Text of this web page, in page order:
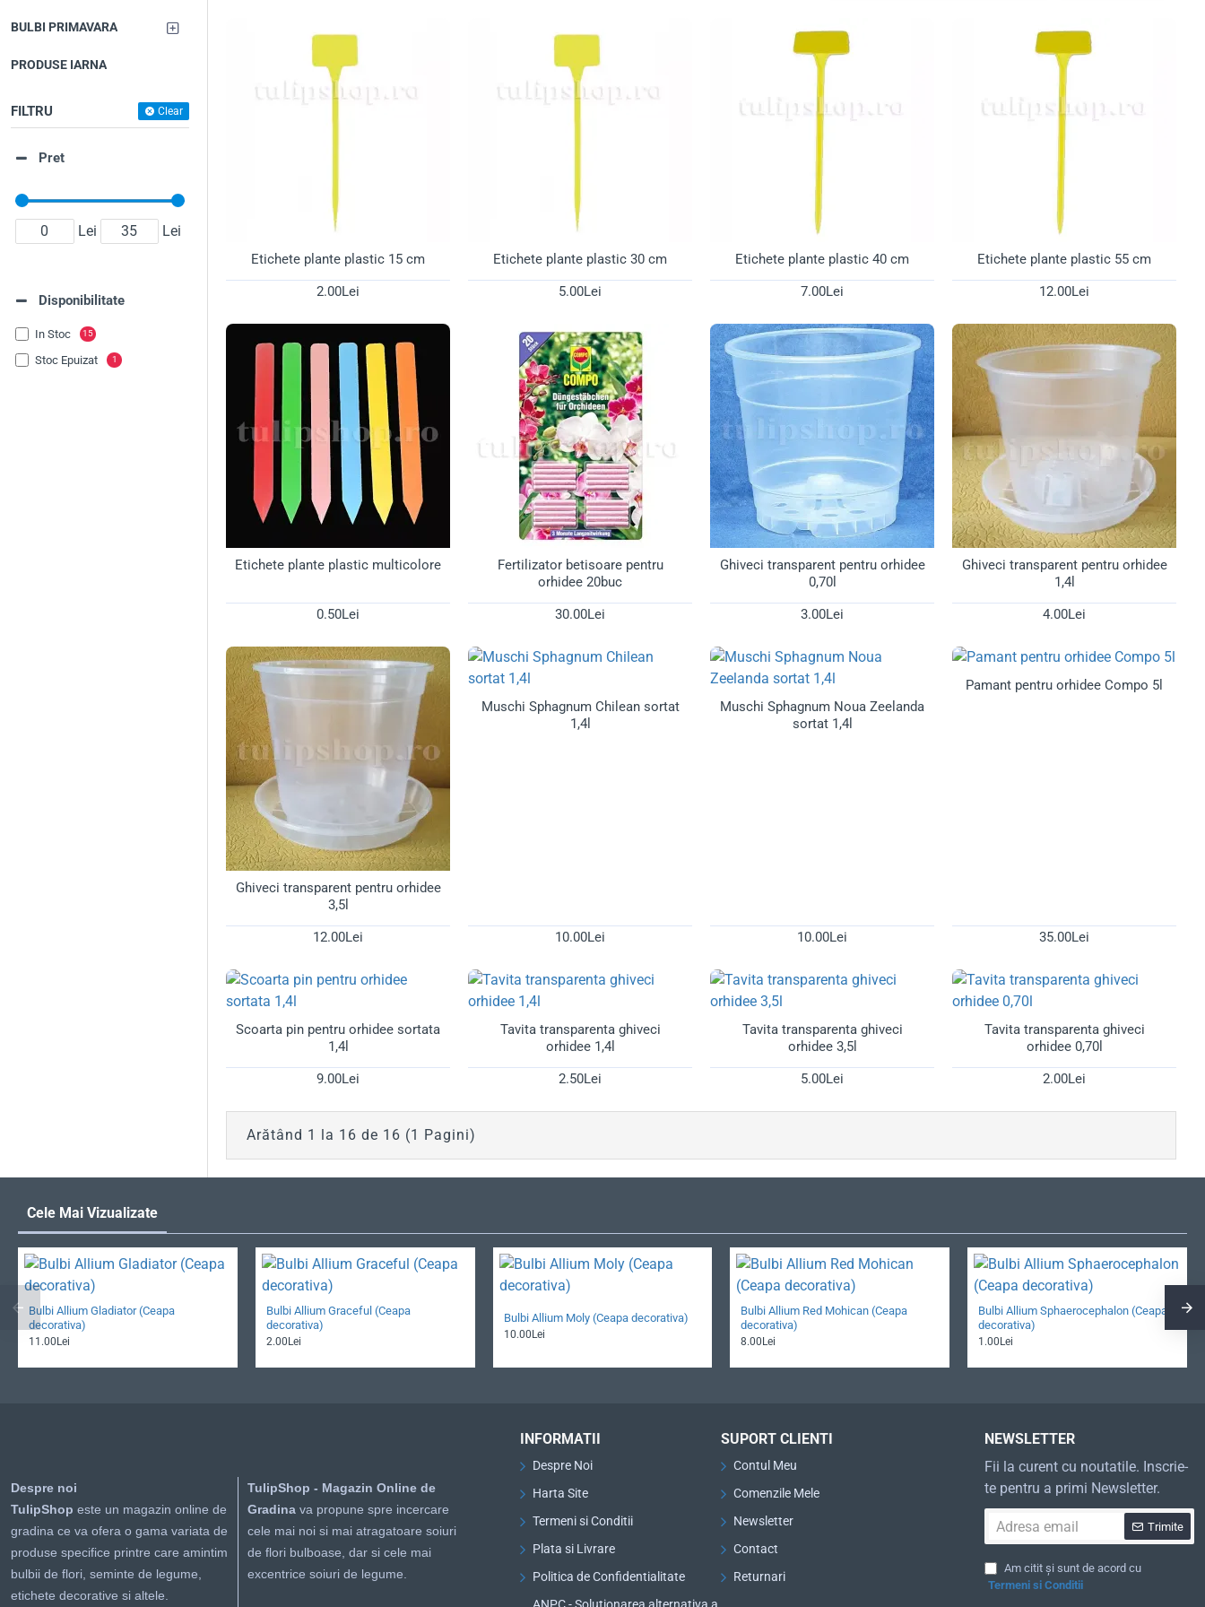
BULBI PRIMAVARA
PRODUSE IARNA
FILTRU Clear
Pret
Lei Lei
Disponibilitate
In Stoc 15
Stoc Epuizat 1
🪴 Substraturi Premium și Fertilizare Datată 🍃
Sistemul radicular al orhideelor are nevoie de aerisire excelentă și drenaj rapid. În oferta noastră vei găsi:
Asigură o structură aerisită și împiedică putrezirea rădăcinilor.
Substrat natural ideal pentru retenția optimă a umidității, folosit frecvent la refacerea rădăcinilor
Soluția practică și eficientă pentru o hrănire treptată, de lungă durată, stimulând apariția noilor boboci.
✨ Ghivece Transparente și Tăvițe Potrivite 💧
Spre deosebire de alte plante de apartament, rădăcinile orhideelor au nevoie de lumină pentru fotosinteză:
Ghivece transparente din plastic (0,70 L, 1,4 L, 3,5 L):
Permit pătrunderea luminii la nivelul rădăcinilor și îți oferă posibilitatea să monitorizezi
Tăvițe transparente potrivite:Protejează mobila și colectează apa în exces rămasă după udare.
Alege produsele potrivite din gama noastră de îngrijire a orhideelor și oferă-le plantelor tale mediul perfect pentru a înflori din nou!
Etichete plante plastic 15 cm
2.00Lei
Etichete plante plastic 30 cm
5.00Lei
Etichete plante plastic 40 cm
7.00Lei
Etichete plante plastic 55 cm
12.00Lei
Etichete plante plastic multicolore
0.50Lei
Fertilizator betisoare pentru
orhidee 20buc
30.00Lei
Ghiveci transparent pentru orhidee
0,70l
3.00Lei
Ghiveci transparent pentru orhidee
1,4l
4.00Lei
Ghiveci transparent pentru orhidee
3,5l
12.00Lei
Muschi Sphagnum Chilean sortat
1,4l
10.00Lei
Muschi Sphagnum Noua Zeelanda
sortat 1,4l
10.00Lei
Pamant pentru orhidee Compo 5l
35.00Lei
Scoarta pin pentru orhidee sortata
1,4l
9.00Lei
Tavita transparenta ghiveci
orhidee 1,4l
2.50Lei
Tavita transparenta ghiveci
orhidee 3,5l
5.00Lei
Stoc Epuizat
Tavita transparenta ghiveci
orhidee 0,70l
2.00Lei
Arătând 1 la 16 de 16 (1 Pagini)
Cele Mai Vizualizate
Bulbi Allium Gladiator (Ceapa
decorativa)
11.00Lei
Bulbi Allium Graceful (Ceapa
decorativa)
2.00Lei
Bulbi Allium Moly (Ceapa decorativa)
10.00Lei
Bulbi Allium Red Mohican (Ceapa
decorativa)
8.00Lei
Bulbi Allium Sphaerocephalon (Ceapa
decorativa)
1.00Lei
Despre noi
TulipShop este un magazin online de
gradina ce va ofera o gama variata de
produse specifice printre care amintim
bulbii de flori, seminte de legume,
etichete decorative si altele.
TulipShop - Magazin Online de
Gradinava propune spre incercare
cele mai noi si mai atragatoare soiuri
de flori bulboase, dar si cele mai
excentrice soiuri de legume.
INFORMATII
Despre Noi
Harta Site
Termeni si Conditii
Plata si Livrare
Politica de Confidentialitate
SUPORT CLIENTI
Contul Meu
Comenzile Mele
Newsletter
Contact
Returnari
NEWSLETTER
Fii la curent cu noutatile. Inscrie-
te pentru a primi Newsletter.
email
Trimite
Am citit și sunt de acord cu
Termeni si Conditii